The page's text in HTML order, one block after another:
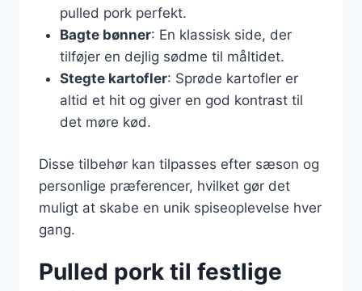
pulled pork perfekt.
Bagte bønner: En klassisk side, der
tilføjer en dejlig sødme til måltidet.
Stegte kartofler: Sprøde kartofler er
altid et hit og giver en god kontrast til
det møre kød.
Disse tilbehør kan tilpasses efter sæson og
personlige præferencer, hvilket gør det
muligt at skabe en unik spiseoplevelse hver
gang.
Pulled pork til festlige